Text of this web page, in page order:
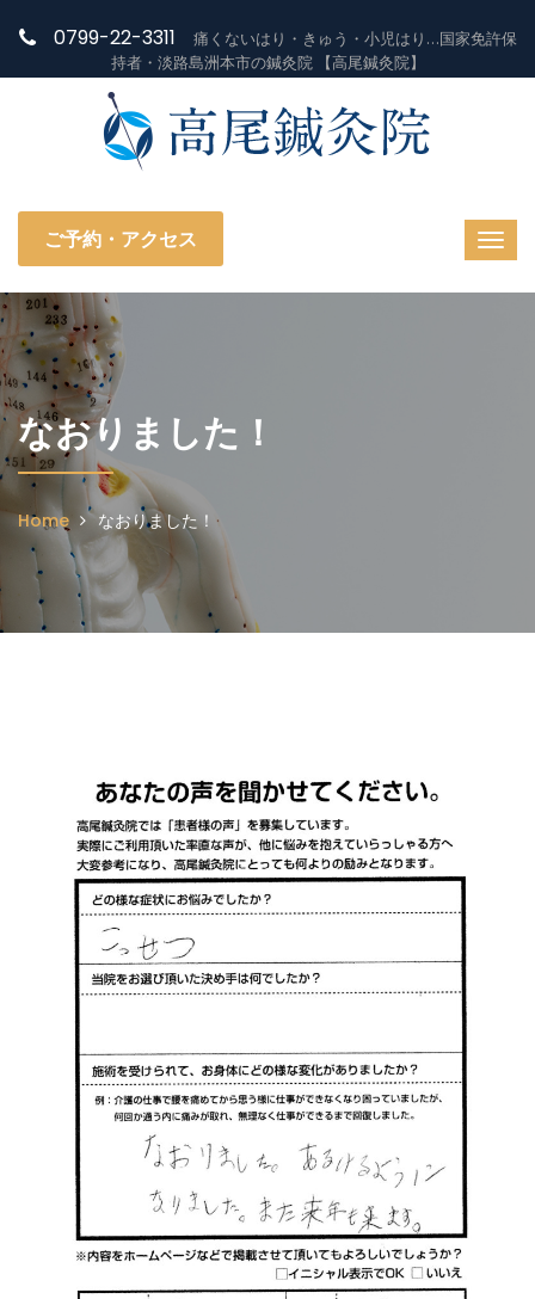
0799-22-3311
痛くないはり・きゅう・小児はり…国家免許保
持者・淡路島洲本市の鍼灸院 【高尾鍼灸院】
ご予約・アクセス
なおりました！
Home なおりました！